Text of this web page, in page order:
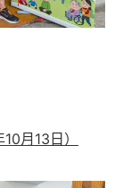
月13日）